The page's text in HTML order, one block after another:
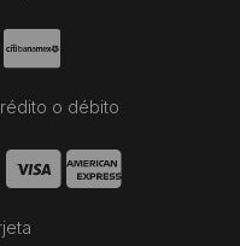
o débito